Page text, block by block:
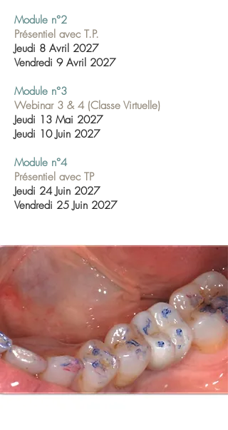
Module n°2
Présentiel avec T.P.
Jeudi 8 Avril 2027
Vendredi 9 Avril 2027
Module n°3
Webinar 3 & 4 (Classe Virtuelle)
Jeudi 13 Mai 2027
Jeudi 10 Juin 2027
Module n°4
Présentiel avec TP
Jeudi 24 Juin 2027
Vendredi 25 Juin 2027